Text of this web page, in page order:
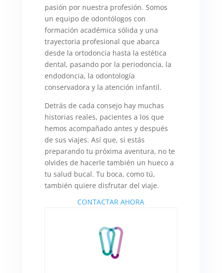
pasión por nuestra profesión. Somos
un equipo de odontólogos con
formación académica sólida y una
trayectoria profesional que abarca
desde la ortodoncia hasta la estética
dental, pasando por la periodoncia, la
endodoncia, la odontología
conservadora y la atención infantil.
Detrás de cada consejo hay muchas
historias reales, pacientes a los que
hemos acompañado antes y después
de sus viajes. Así que, si estás
preparando tu próxima aventura, no te
olvides de hacerle también un hueco a
tu salud bucal. Tu boca, como tú,
también quiere disfrutar del viaje.
CONTACTAR AHORA